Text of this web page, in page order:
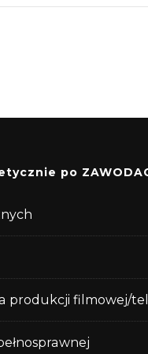
po
produkcji filmowej/